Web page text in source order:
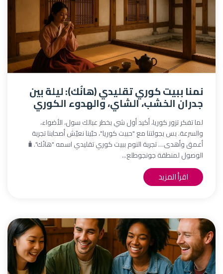
نمنا ببيت كوري تقليدي (هانُك): ليلة بين
جدران الخشب، الشاي، والهدوء الكوري
لما تفكر تزور كوريا، أكيد أول شي بخطر عبالك سول، الأضواء،
والسرعة. بس بجولتنا مع "حبيت كوريا"، حبّينا نعيّش أصحابنا تجربة
أعمق وأهدى… تجربة النوم ببيت كوري تقليدي اسمه "هانُك".🧳
الوصول لمنطقة جونجوطلع...
اقرأ المزيد